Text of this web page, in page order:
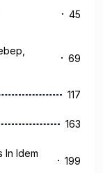
45
69
117
163
In Idem
199